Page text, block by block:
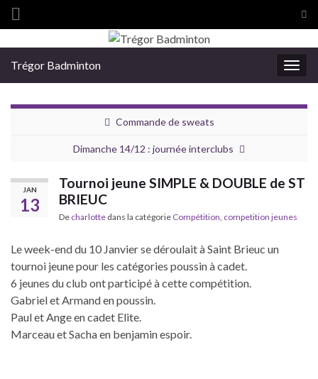
Search for:
Trégor Badminton
Commande de sweats
Dimanche 14/12 : journée interclubs
JAN
13
Tournoi jeune SIMPLE & DOUBLE de ST
BRIEUC
De charlotte dans la catégorie Compétition competition jeunes
Le week-end du 10 Janvier se déroulait à Saint Brieuc un
tournoi jeune pour les catégories poussin à cadet.
6 jeunes du club ont participé à cette compétition.
Gabriel et Armand en poussin.
Paul et Ange en cadet Elite.
Marceau et Sacha en benjamin espoir.